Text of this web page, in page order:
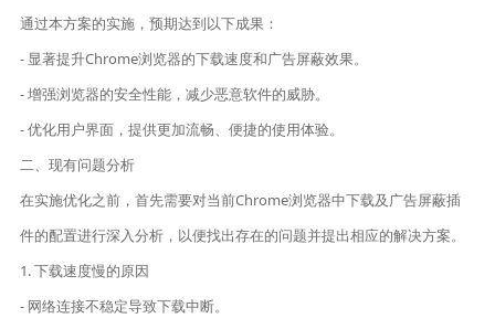
通过本方案的实施，预期达到以下成果：
- 显著提升Chrome浏览器的下载速度和广告屏蔽效果。
- 增强浏览器的安全性能，减少恶意软件的威胁。
- 优化用户界面，提供更加流畅、便捷的使用体验。
二、现有问题分析
在实施优化之前，首先需要对当前Chrome浏览器中下载及广告屏蔽插
件的配置进行深入分析，以便找出存在的问题并提出相应的解决方案。
1. 下载速度慢的原因
- 网络连接不稳定导致下载中断。